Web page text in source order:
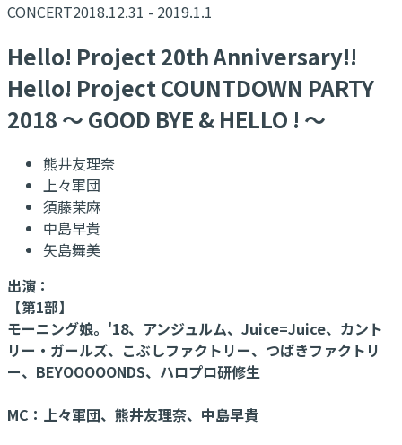
CONCERT2018.12.31 - 2019.1.1
Hello! Project 20th Anniversary!!
Hello! Project COUNTDOWN PARTY
2018 ～ GOOD BYE & HELLO ! ～
熊井友理奈
上々軍団
須藤茉麻
中島早貴
矢島舞美
出演：
【第1部】
モーニング娘。'18、アンジュルム、Juice=Juice、カント
リー・ガールズ、こぶしファクトリー、つばきファクトリ
ー、BEYOOOOONDS、ハロプロ研修生
MC：上々軍団、熊井友理奈、中島早貴